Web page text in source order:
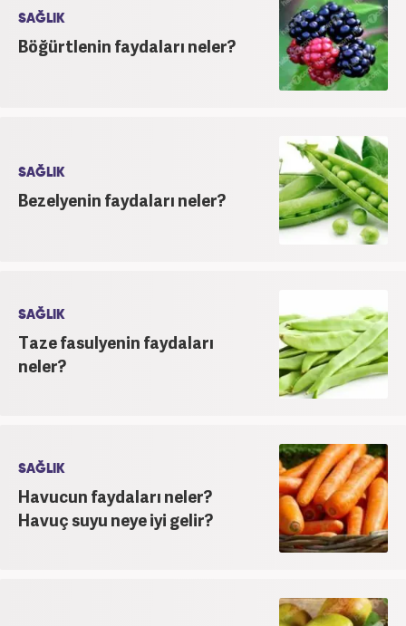
SAĞLIK
Böğürtlenin faydaları neler?
SAĞLIK
Bezelyenin faydaları neler?
SAĞLIK
Taze fasulyenin faydaları
neler?
SAĞLIK
Havucun faydaları neler?
Havuç suyu neye iyi gelir?